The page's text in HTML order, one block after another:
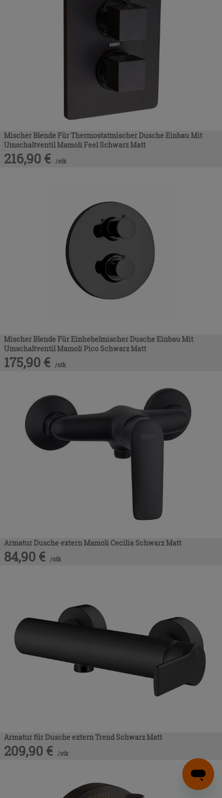
Mischer Blende Für Thermostatmischer Dusche Einbau Mit
Umschaltventil Mamoli Feel Schwarz Matt
216,90 € /stk
Mischer Blende Für Einhebelmischer Dusche Einbau Mit
Umschaltventil Mamoli Pico Schwarz Matt
175,90 € /stk
Armatur Dusche extern Mamoli Cecilia Schwarz Matt
84,90 € /stk
Armatur für Dusche extern Trend Schwarz Matt
209,90 € /stk